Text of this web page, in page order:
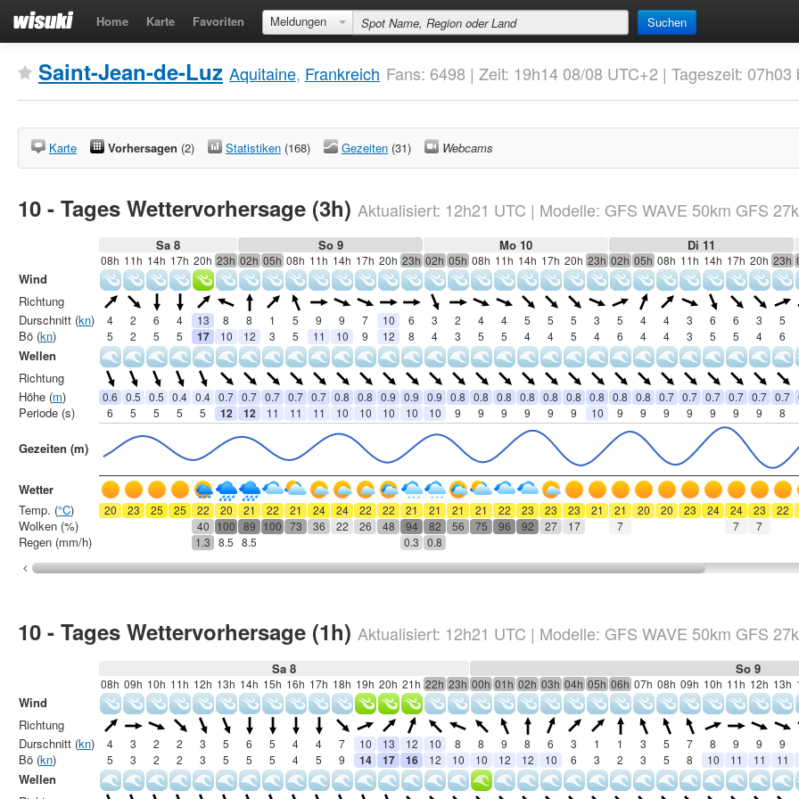
Home Karte Favoriten Meldungen Suchen
Saint-Jean-de-Luz Aquitaine, Frankreich Fans: 6498 | Zeit: 19h14 08/08 UTC+2 | Tageszeit: 07h03
Karte Vorhersagen (2) Statistiken (168) Gezeiten (31) Webcams
10 - Tages Wettervorhersage (3h) Aktualisiert: 12h21 UTC | Modelle: GFS WAVE 50km GFS
Sa 8 So 9 Mo 10 Di 11
08h 11h 14h 17h 20h 23h 02h 05h 08h 11h 14h 17h 20h 23h 02h 05h 08h 11h 14h 17h 20h 23h 02h 05h 08h 11h 14h 17h 20h 23h
4 2 6 4 13 8 8 1 5 9 9 7 10 6 3 2 4 4 5 5 5 3 5 4 4 3 6 6 3 5
5
2 5 5 17 10 12 3 5 11 10 9 12 8 4 3 5 5 4 4 5 4 6 4 4 3 5 5 4 6
0.6 0.5 0.5 0.4 0.4 0.7 0.7 0.7 0.7 0.7 0.8 0.8 0.9 0.9 0.9 0.8 0.8 0.8 0.8 0.8 0.8 0.8 0.8 0.8 0.7 0.7 0.7 0.7 0.7 0.7
6
5 5 5 5 12 12 11 11 11 10 10 10 10 10 9 9 9 9 9 9 10 9 9 9 9 9 9 9 8
20 23 25 25 22 20 21 22 21 24 24 22 22 21 21 21 21 22 23 23 23 21 21 20 20 23 24 24 23 22
40 100 89 100 73 36 22 26 48 94 82 56 75 96 92 27 17 7 7 7
1.3 8.5 8.5 0.3 0.8
Wind
Richtung
Durschnitt (kn)
Bö (kn)
Wellen
Richtung
Höhe (m)
Periode (s)
Gezeiten (m)
Wetter
Temp. (°C)
Wolken (%)
Regen (mm/h)
10 - Tages Wettervorhersage (1h) Aktualisiert: 12h21 UTC | Modelle: GFS WAVE 50km GFS
Sa 8 So 9
08h 09h 10h 11h 12h 13h 14h 15h 16h 17h 18h 19h 20h 21h 22h 23h 00h 01h 02h 03h 04h 05h 06h 07h 08h 09h 10h 11h 12h 13h
4 3 2 2 3 5 6 5 4 4 7 10 13 12 10 8 8 9 8 6 3 1 1 3 5 7 8 9 9 9
5
3 2 2 3 5 5 5 4 5 9 14 17 16 12 10 10 12 12 10 6 3 2 3 5 8 10 11 11 11
Wind
Richtung
Durschnitt (kn)
Bö (kn)
Wellen